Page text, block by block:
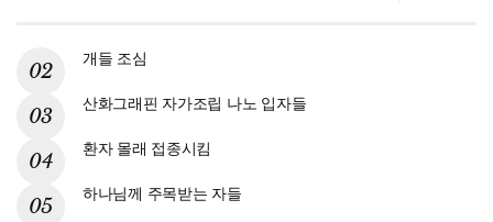
개들 조심
산화그래핀 자가조립 나노 입자들
환자 몰래 접종시킴
하나님께 주목받는 자들